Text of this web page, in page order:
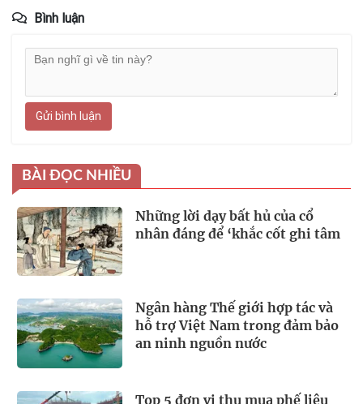
Bình luận
Gửi bình luận
BÀI ĐỌC NHIỀU
Những lời dạy bất hủ của cổ
nhân đáng để ‘khắc cốt ghi tâm
Ngân hàng Thế giới hợp tác và
hỗ trợ Việt Nam trong đảm bảo
an ninh nguồn nước
Top 5 đơn vị thu mua phế liệu